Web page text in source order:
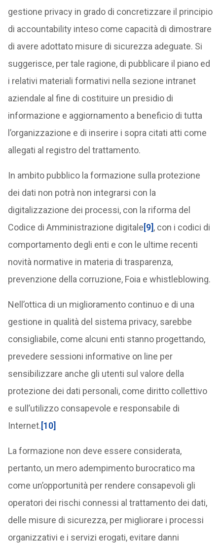
gestione privacy in grado di concretizzare il principio
di accountability inteso come capacità di dimostrare
di avere adottato misure di sicurezza adeguate. Si
suggerisce, per tale ragione, di pubblicare il piano ed
i relativi materiali formativi nella sezione intranet
aziendale al fine di costituire un presidio di
informazione e aggiornamento a beneficio di tutta
l’organizzazione e di inserire i sopra citati atti come
allegati al registro del trattamento.
In ambito pubblico la formazione sulla protezione
dei dati non potrà non integrarsi con la
digitalizzazione dei processi, con la riforma del
Codice di Amministrazione digitale[9], con i codici di
comportamento degli enti e con le ultime recenti
novità normative in materia di trasparenza,
prevenzione della corruzione, Foia e whistleblowing.
Nell’ottica di un miglioramento continuo e di una
gestione in qualità del sistema privacy, sarebbe
consigliabile, come alcuni enti stanno progettando,
prevedere sessioni informative on line per
sensibilizzare anche gli utenti sul valore della
protezione dei dati personali, come diritto collettivo
e sull’utilizzo consapevole e responsabile di
Internet.[10]
La formazione non deve essere considerata,
pertanto, un mero adempimento burocratico ma
come un’opportunità per rendere consapevoli gli
operatori dei rischi connessi al trattamento dei dati,
delle misure di sicurezza, per migliorare i processi
organizzativi e i servizi erogati, evitare danni